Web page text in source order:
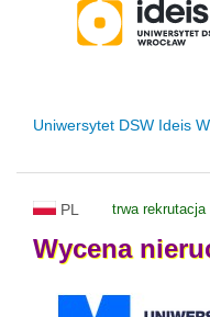
Uniwersytet DSW Ideis
PL trwa rekrutacja
Wycena